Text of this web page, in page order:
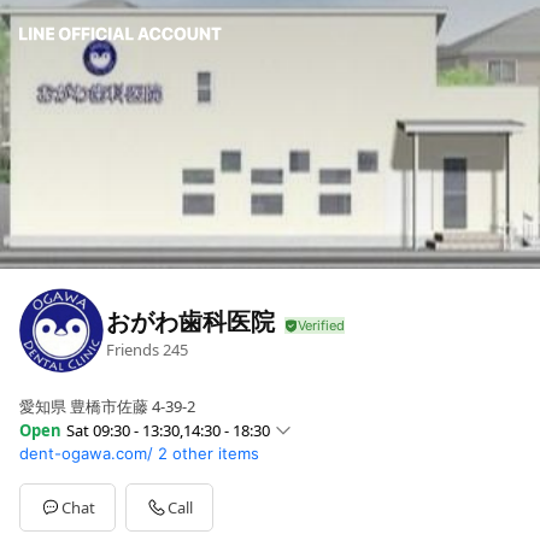
おがわ歯科医院
Friends245
愛知県 豊橋市佐藤 4-39-2
Open Sat 09:30 - 13:30,14:30 - 18:30
SunClosed
Mon09:30 - 13:30,14:30 - 19:00
Tue09:30 - 13:30,14:30 - 19:00
Wed09:30 - 13:30,14:30 - 19:00
dent-ogawa.com/ 2 other items
Chat Call